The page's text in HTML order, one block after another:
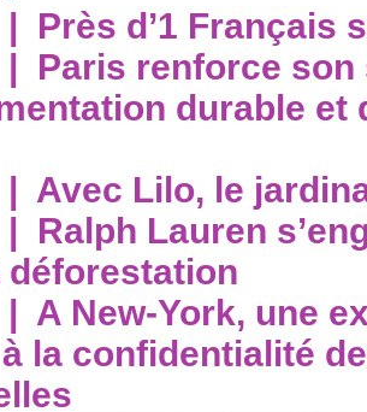
| Près d’1 Français
| Paris renforce
durable et
| Avec Lilo, le
| Ralph Lauren
déforestation
| A New-York, une
la confidentialité